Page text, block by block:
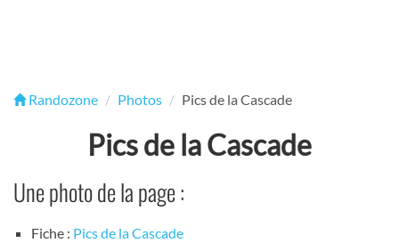
Randozone Photos Pics de la Cascade
Pics de la Cascade
Une photo de la page :
Fiche : Pics de la Cascade